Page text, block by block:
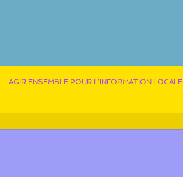
AGIR ENSEMBLE POUR L’INFORMATION LOCALE